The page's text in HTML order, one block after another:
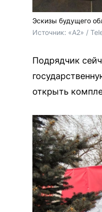
Эскизы будущего
Источник: «А2» /
Подрядчик
открыть